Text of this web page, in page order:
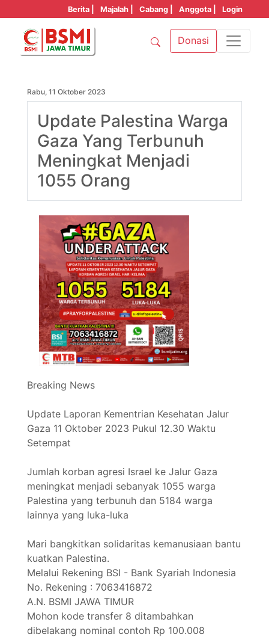
Berita | Majalah | Cabang | Anggota | Login
Donasi
Rabu, 11 Oktober 2023
Update Palestina Warga
Gaza Yang Terbunuh
Meningkat Menjadi
1055 Orang
Breaking News
Update Laporan Kementrian Kesehatan Jalur
Gaza 11 Oktober 2023 Pukul 12.30 Waktu
Setempat
Jumlah korban agresi Israel ke Jalur Gaza
meningkat menjadi sebanyak 1055 warga
Palestina yang terbunuh dan 5184 warga
lainnya yang luka-luka
Mari bangkitkan solidaritas kemanusiaan bantu
kuatkan Palestina.
Melalui Rekening BSI - Bank Syariah Indonesia
No. Rekening : 7063416872
A.N. BSMI JAWA TIMUR
Mohon kode transfer 8 ditambahkan
dibelakang nominal contoh Rp 100.008